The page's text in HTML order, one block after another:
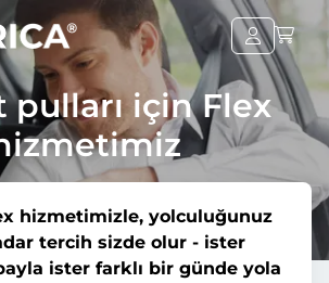
pulları için Flex
hizmetimizle, yolculuğunuz
tercih sizde olur - ister
ister farklı bir günde yola